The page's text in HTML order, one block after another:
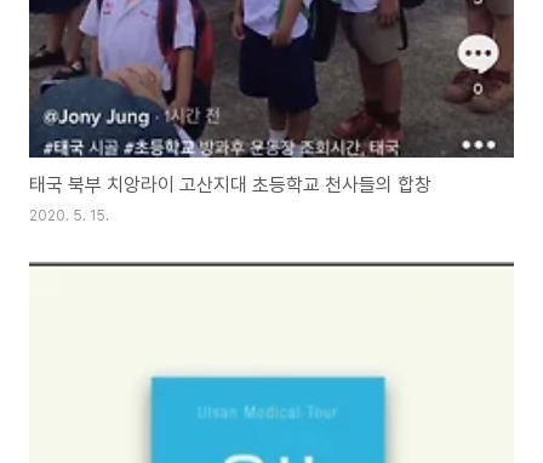
태국 북부 치앙라이 고산지대 초등학교 천사들의 합창
2020. 5. 15.